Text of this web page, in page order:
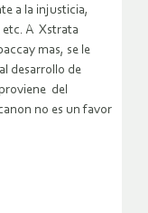
a la injusticia,
etc. A Xstrata
mas, se le
desarrollo de
del
no es un favor